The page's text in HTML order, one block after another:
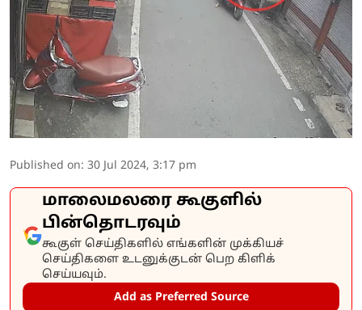
Published on: 30 Jul 2024, 3:17 pm
மாலைமலரை கூகுளில்
பின்தொடரவும்
கூகுள் செய்திகளில் எங்களின் முக்கியச்
செய்திகளை உடனுக்குடன் பெற கிளிக்
செய்யவும்.
Add as Preferred Source